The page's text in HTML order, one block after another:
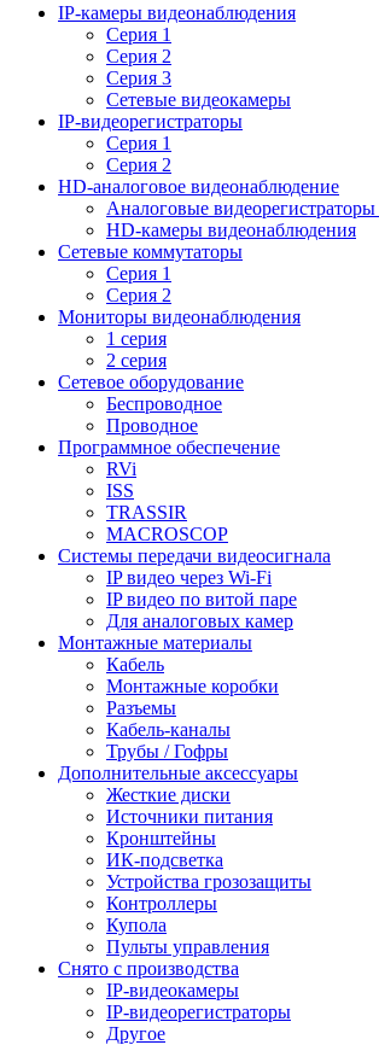
IP-камеры видеонаблюдения
Серия 1
Серия 2
Серия 3
Сетевые видеокамеры
IP-видеорегистраторы
Серия 1
Серия 2
HD-аналоговое видеонаблюдение
Aналоговые
HD-камеры видеонаблюдения
Сетевые коммутаторы
Серия 1
Серия 2
Мониторы видеонаблюдения
1 серия
2 серия
Сетевое оборудование
Беспроводное
Проводное
Программное обеспечение
RVi
ISS
TRASSIR
MACROSCOP
Системы передачи видеосигнала
IP видео через Wi-Fi
IP видео по витой паре
Для аналоговых камер
Монтажные материалы
Кабель
Монтажные коробки
Разъемы
Кабель-каналы
Трубы / Гофры
Дополнительные аксессуары
Жесткие диски
Источники питания
Кронштейны
ИК-подсветка
Устройства грозозащиты
Контроллеры
Купола
Пульты управления
Снято с производства
IP-видеокамеры
IP-видеорегистраторы
Другое